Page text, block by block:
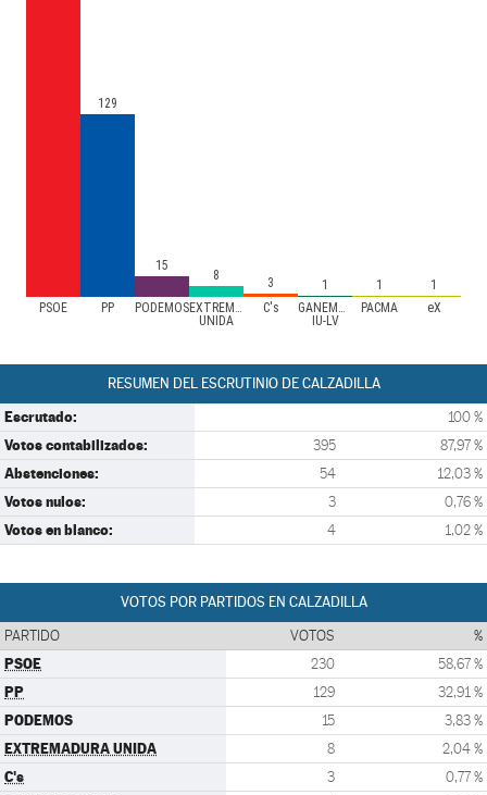
PSOE PP PODEMOSEXTREMADURA
UNIDA
C's
GANEMOS-
IU-LV
PACMA eX
129
15
8 3 1 1 1
RESUMEN DEL ESCRUTINIO DE CALZADILLA
Escrutado: 100 %
Votos contabilizados: 395 87,97 %
Abstenciones: 54 12,03 %
Votos nulos: 3 0,76 %
Votos en blanco: 4 1,02 %
VOTOS POR PARTIDOS EN CALZADILLA
PARTIDO VOTOS %
PSOE 230 58,67 %
PP 129 32,91 %
PODEMOS 15 3,83 %
EXTREMADURA UNIDA 8 2,04 %
C's 3 0,77 %